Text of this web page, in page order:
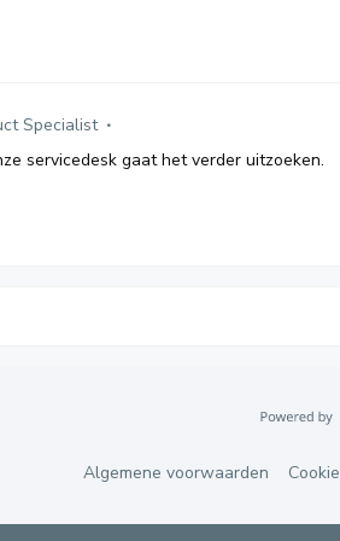
Specialist
servicedesk gaat het verder uitzoeken.
Algemene voorwaarden